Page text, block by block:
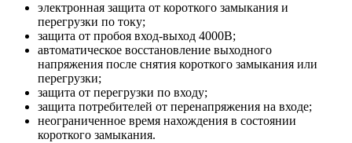
электронная защита от короткого замыкания и
перегрузки по току;
защита от пробоя вход-выход 4000В;
автоматическое восстановление выходного
напряжения после снятия короткого замыкания или
перегрузки;
защита от перегрузки по входу;
защита потребителей от перенапряжения на входе;
неограниченное время нахождения в состоянии
короткого замыкания.